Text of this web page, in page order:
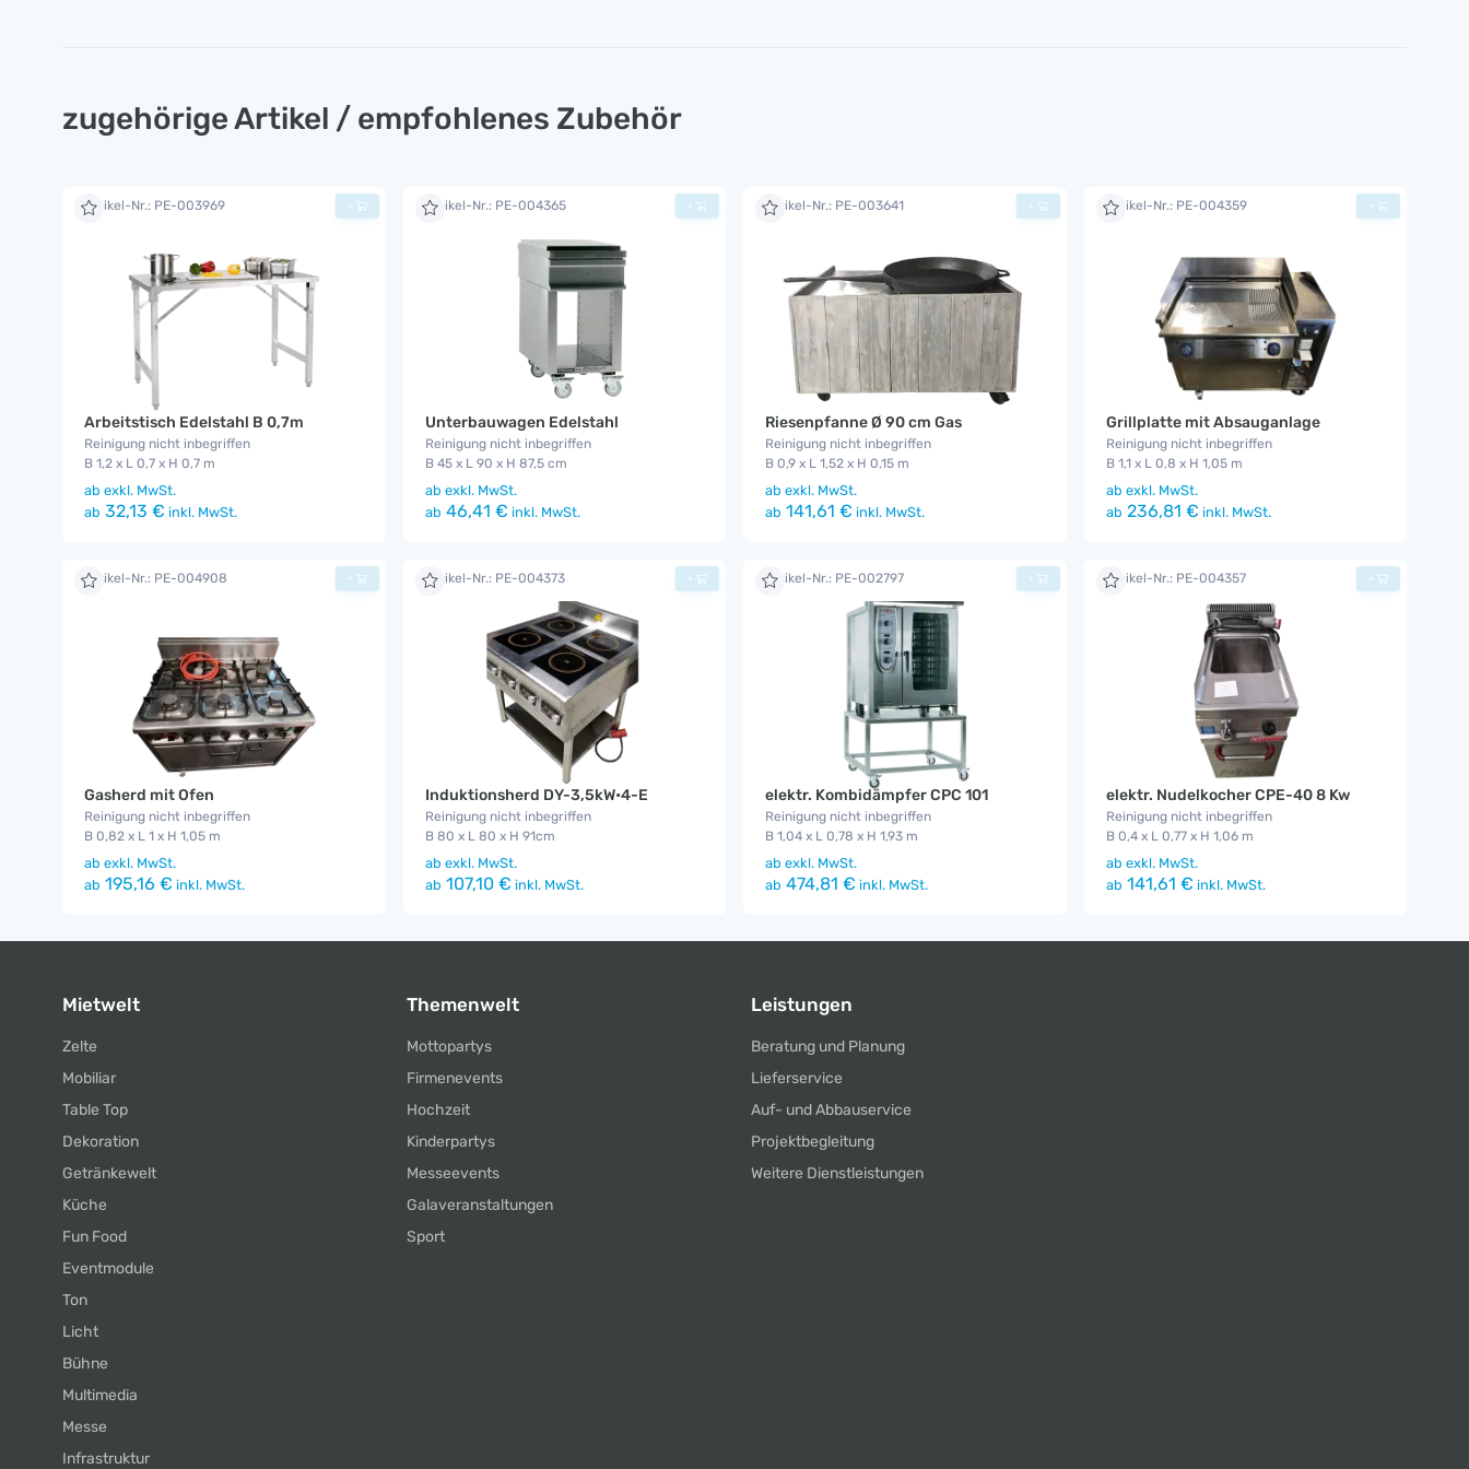
zugehörige Artikel / empfohlenes Zubehör
Artikel-Nr.: PE-003969
Arbeitstisch Edelstahl B 0,7m
Reinigung nicht inbegriffen
B 1,2 x L 0,7 x H 0,7 m
ab exkl. MwSt.
ab 32,13 € inkl. MwSt.
+ Artikel-Nr.: PE-004365
Unterbauwagen Edelstahl
Reinigung nicht inbegriffen
B 45 x L 90 x H 87,5 cm
ab exkl. MwSt.
ab 46,41 € inkl. MwSt.
+ Artikel-Nr.: PE-003641
Riesenpfanne Ø 90 cm Gas
Reinigung nicht inbegriffen
B 0,9 x L 1,52 x H 0,15 m
ab exkl. MwSt.
ab 141,61 € inkl. MwSt.
+ Artikel-Nr.: PE-004359
Grillplatte mit Absauganlage
Reinigung nicht inbegriffen
B 1,1 x L 0,8 x H 1,05 m
ab exkl. MwSt.
ab 236,81 € inkl. MwSt.
+
Artikel-Nr.: PE-004908
Gasherd mit Ofen
Reinigung nicht inbegriffen
B 0,82 x L 1 x H 1,05 m
ab exkl. MwSt.
ab 195,16 € inkl. MwSt.
+ Artikel-Nr.: PE-004373
Induktionsherd DY-3,5kW•4-E
Reinigung nicht inbegriffen
B 80 x L 80 x H 91cm
ab exkl. MwSt.
ab 107,10 € inkl. MwSt.
+ Artikel-Nr.: PE-002797
elektr. Kombidämpfer CPC 101
Reinigung nicht inbegriffen
B 1,04 x L 0,78 x H 1,93 m
ab exkl. MwSt.
ab 474,81 € inkl. MwSt.
+ Artikel-Nr.: PE-004357
elektr. Nudelkocher CPE-40 8 Kw
Reinigung nicht inbegriffen
B 0,4 x L 0,77 x H 1,06 m
ab exkl. MwSt.
ab 141,61 € inkl. MwSt.
+
Mietwelt
Zelte
Mobiliar
Table Top
Dekoration
Getränkewelt
Küche
Fun Food
Eventmodule
Ton
Licht
Bühne
Multimedia
Messe
Infrastruktur
Themenwelt
Mottopartys
Firmenevents
Hochzeit
Kinderpartys
Messeevents
Galaveranstaltungen
Sport
Leistungen
Beratung und Planung
Lieferservice
Auf- und Abbauservice
Projektbegleitung
Weitere Dienstleistungen